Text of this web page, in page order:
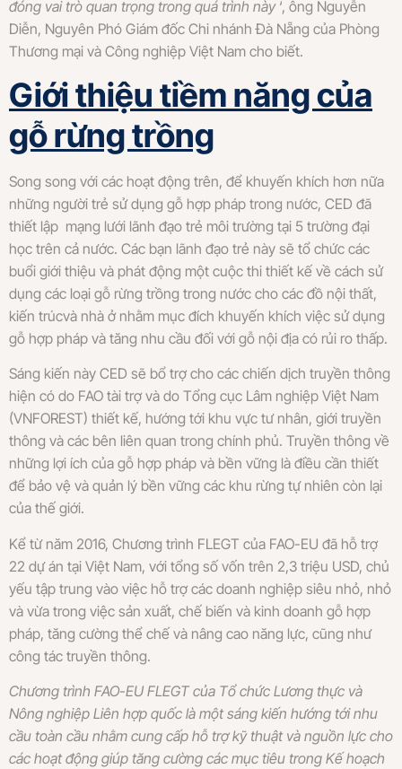
đóng vai trò quan trọng trong quá trình này ‘, ông Nguyễn
Diễn, Nguyên Phó Giám đốc Chi nhánh Đà Nẵng của Phòng
Thương mại và Công nghiệp Việt Nam cho biết.
Giới thiệu tiềm năng của
gỗ rừng trồng
Song song với các hoạt động trên, để khuyến khích hơn nữa
những người trẻ sử dụng gỗ hợp pháp trong nước, CED đã
thiết lập mạng lưới lãnh đạo trẻ môi trường tại 5 trường đại
học trên cả nước. Các bạn lãnh đạo trẻ này sẽ tổ chức các
buổi giới thiệu và phát động một cuộc thi thiết kế về cách sử
dụng các loại gỗ rừng trồng trong nước cho các đồ nội thất,
kiến trúcvà nhà ở nhằm mục đích khuyến khích việc sử dụng
gỗ hợp pháp và tăng nhu cầu đối với gỗ nội địa có rủi ro thấp.
Sáng kiến này ​​CED sẽ bổ trợ cho các chiến dịch truyền thông
hiện có do FAO tài trợ và do Tổng cục Lâm nghiệp Việt Nam
(VNFOREST) ​​thiết kế, hướng tới khu vực tư nhân, giới truyền
thông và các bên liên quan trong chính phủ. Truyền thông về
những lợi ích của gỗ hợp pháp và bền vững là điều cần thiết
để bảo vệ và quản lý bền vững các khu rừng tự nhiên còn lại
của thế giới.
Kể từ năm 2016, Chương trình FLEGT của FAO-EU đã hỗ trợ
22 dự án tại Việt Nam, với tổng số vốn trên 2,3 triệu USD, chủ
yếu tập trung vào việc hỗ trợ các doanh nghiệp siêu nhỏ, nhỏ
và vừa trong việc sản xuất, chế biến và kinh doanh gỗ hợp
pháp, tăng cường thể chế và nâng cao năng lực, cũng như
công tác truyền thông.
Chương trình FAO-EU FLEGT của Tổ chức Lương thực và
Nông nghiệp Liên hợp quốc là một sáng kiến hướng tới nhu
cầu toàn cầu nhằm cung cấp hỗ trợ kỹ thuật và nguồn lực cho
các hoạt động giúp tăng cường các mục tiêu trong Kế hoạch